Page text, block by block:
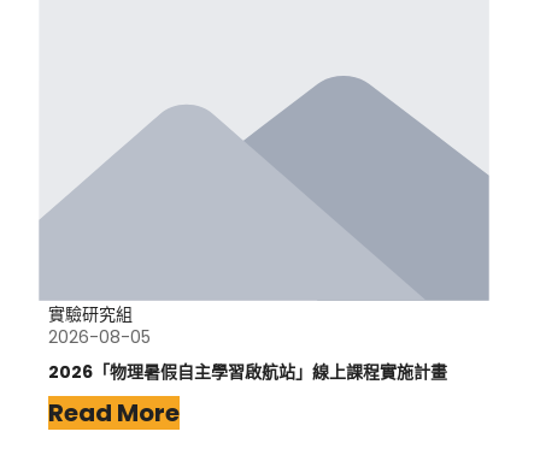
實驗研究組
2026-08-05
2026「物理暑假自主學習啟航站」線上課程實施計畫
Read More